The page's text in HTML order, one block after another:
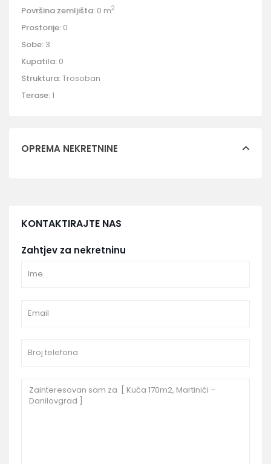
Površina zemljišta: 0 m2
Prostorije: 0
Sobe: 3
Kupatila: 0
Struktura:Trosoban
Terase:1
OPREMA NEKRETNINE
KONTAKTIRAJTE NAS
Zahtjev za nekretninu